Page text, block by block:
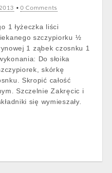
• 0 Comments
1 łyżeczka liści
szczypiorku ½
1 ząbek czosnku 1
Do słoika
skórkę
Skropić całość
Szczelnie Zakręcic i
się wymieszały.